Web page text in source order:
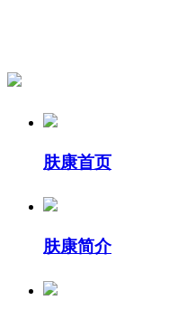
肤康首页
肤康简介